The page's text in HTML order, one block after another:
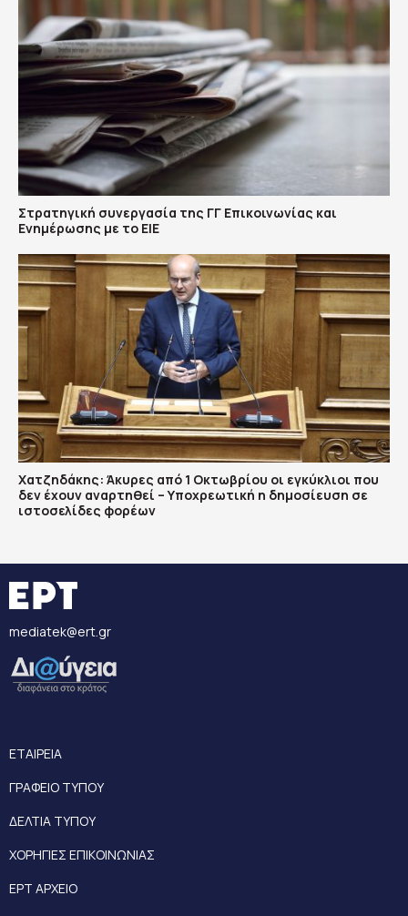
Στρατηγική συνεργασία της ΓΓ Επικοινωνίας και
Ενημέρωσης με το ΕΙΕ
Χατζηδάκης: Άκυρες από 1 Οκτωβρίου οι εγκύκλιοι που
δεν έχουν αναρτηθεί – Υποχρεωτική η δημοσίευση σε
ιστοσελίδες φορέων
mediatek@ert.gr
ΕΤΑΙΡΕΙΑ
ΓΡΑΦΕΙΟ ΤΥΠΟΥ
ΔΕΛΤΙΑ ΤΥΠΟΥ
ΧΟΡΗΓΙΕΣ ΕΠΙΚΟΙΝΩΝΙΑΣ
ΕΡΤ ΑΡΧΕΙΟ